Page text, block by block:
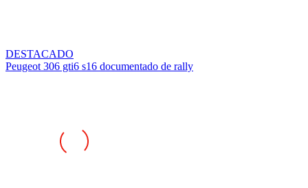
Peugeot 306 gti6 s16 documentado de rally